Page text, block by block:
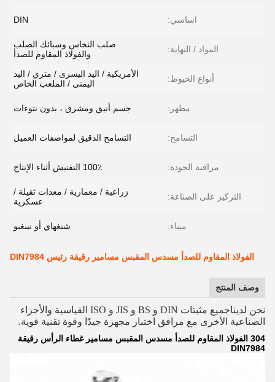
اساسي: DIN
المواد / النهاية:
صلب النحاس وسبائك الصلب
والفولاذ المقاوم للصدأ
أنواع الخيوط:
الأمريكية / اليد اليسرى / متري / اليد
اليمنى / الملعب الخاص
مظهر: جسم أنيق ومشرق ، بدون نتوءات
التسامح: التسامح الدقيق لمواصفات العميل
مراقبة الجودة: 100٪ التفتيش أثناء الإنتاج
التركيز على الصناعة:
زراعية / معمارية / معدات ثقيلة /
عسكرية
ميناء: شنغهاي أو نينغبو
الفولاذ المقاوم للصدأ مسدس المقبس مسامير رقيقة رئيس DIN7984
وصف المنتج
نحن لدينا
جميع مثبتات DIN و BS و JIS و ISO القياسية والأجزاء
الصناعية الأخرى مع مرافق اختبار مجهزة جيدًا وقوة تقنية قوية.
304 الفولاذ المقاوم للصدأ مسدس المقبس مسامير غطاء الرأس رقيقة
DIN7984